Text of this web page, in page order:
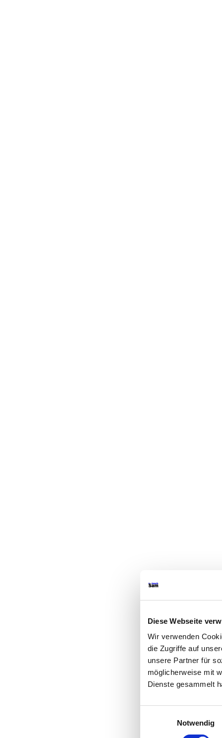
Diese Webseite
Wir verwenden
die Zugriffe auf
unsere Partner für
möglicherweise mit
Dienste gesammelt
Notwendig